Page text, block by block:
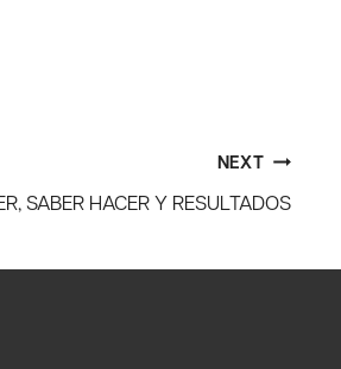
NEXT
SABER HACER Y RESULTADOS